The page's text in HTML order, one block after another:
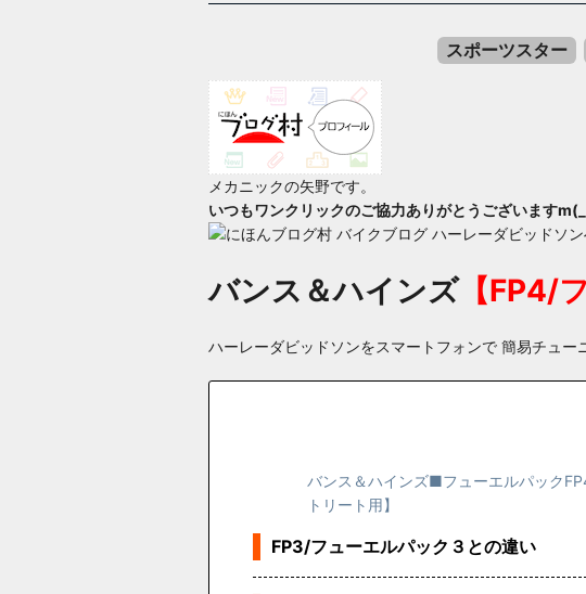
スポーツスター
メカニックの矢野です。
いつもワンクリックのご協力ありがとうございます
バンス＆ハインズ【FP4/
ハーレーダビッドソンをスマートフォンで 簡易チュ
バンス＆ハインズ■フューエルパック
トリート用】
FP3/フューエルパック３との違い